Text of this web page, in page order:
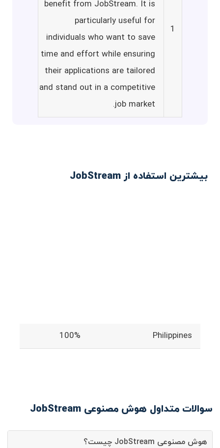
1
benefit from JobStream. It is
particularly useful for
individuals who want to save
time and effort while ensuring
their applications are tailored
and stand out in a competitive
job market.
بیشترین استفاده از JobStream
Philippines
100%
سوالات متداول هوش مصنوعی JobStream
هوش مصنوعی JobStream چیست؟